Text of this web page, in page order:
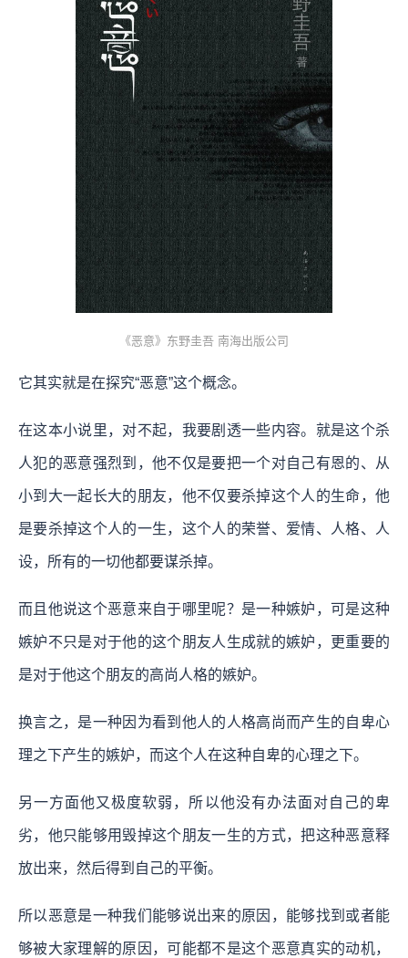
《恶意》东野圭吾 南海出版公司
它其实就是在探究“恶意”这个概念。
在这本小说里，对不起，我要剧透一些内容。就是这个杀
人犯的恶意强烈到，他不仅是要把一个对自己有恩的、从
小到大一起长大的朋友，他不仅要杀掉这个人的生命，他
是要杀掉这个人的一生，这个人的荣誉、爱情、人格、人
设，所有的一切他都要谋杀掉。
而且他说这个恶意来自于哪里呢？是一种嫉妒，可是这种
嫉妒不只是对于他的这个朋友人生成就的嫉妒，更重要的
是对于他这个朋友的高尚人格的嫉妒。
换言之，是一种因为看到他人的人格高尚而产生的自卑心
理之下产生的嫉妒，而这个人在这种自卑的心理之下。
另一方面他又极度软弱，所以他没有办法面对自己的卑
劣，他只能够用毁掉这个朋友一生的方式，把这种恶意释
放出来，然后得到自己的平衡。
所以恶意是一种我们能够说出来的原因，能够找到或者能
够被大家理解的原因，可能都不是这个恶意真实的动机，